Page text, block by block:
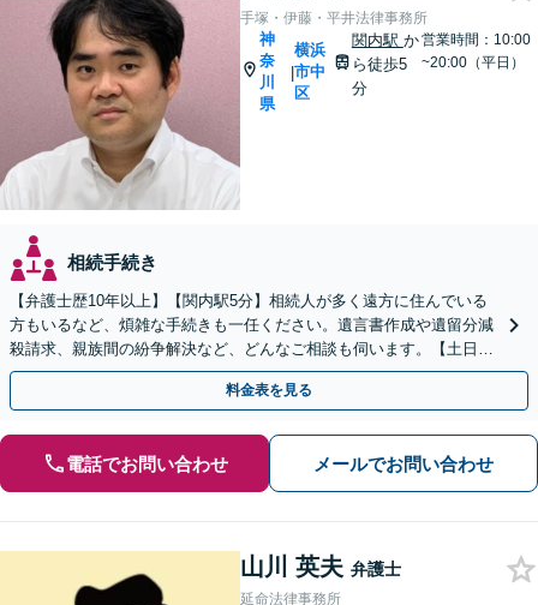
手塚・伊藤・平井法律事務所
神
奈
川
県
|
横浜
市中
区
関内駅 か
ら徒歩5
分
営業時間：10:00
~20:00（平日）
相続手続き
【弁護士歴10年以上】【関内駅5分】相続人が多く遠方に住んでいる
方もいるなど、煩雑な手続きも一任ください。遺言書作成や遺留分減
殺請求、親族間の紛争解決など、どんなご相談も伺います。【土日対
応可能】【子連れ相談可】
料金表を見る
電話でお問い合わせ メールでお問い合わせ
山川 英夫 弁護士
延命法律事務所